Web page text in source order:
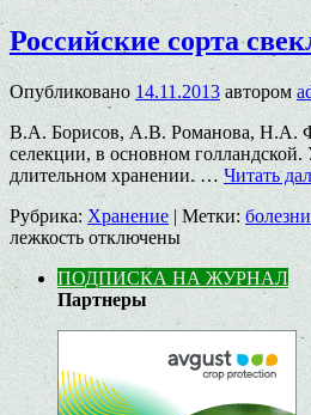
Российские сорта
Опубликовано 14.11.2013 автором
В.А. Борисов, А.В. Романова, Н.А.
селекции, в основном
длительном хранении. …Читать
Рубрика: Хранение | Метки:
лежкостьотключены
ПОДПИСКА НА ЖУРНАЛ
Партнеры